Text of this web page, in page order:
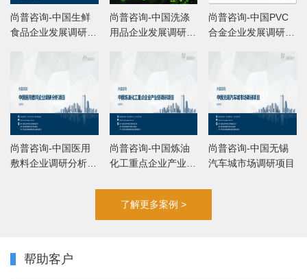
尚普咨询-中国生鲜
食品企业发展调研项
尚普咨询-中国洗涤
用品企业发展调研项
尚普咨询-中国PVC
合金企业发展调研项
尚普咨询-中国医用
敷料企业调研分析项
尚普咨询-中国炼油
化工重点企业产业链
尚普咨询-中国无锡
汽车城市场调研项目
了解更多案例 >
帮助客户